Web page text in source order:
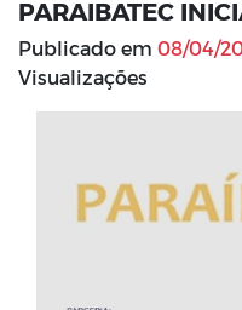
PARAIBATEC
Publicado em 08/04/
Visualizações